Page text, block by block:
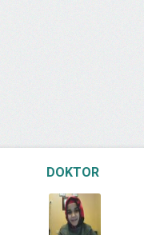
DOKTOR